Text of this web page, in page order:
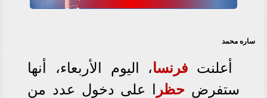
ساره محمد
أعلنت فرنسا، اليوم الأربعاء، أنها
ستفرض حظر
ا على دخول عدد من